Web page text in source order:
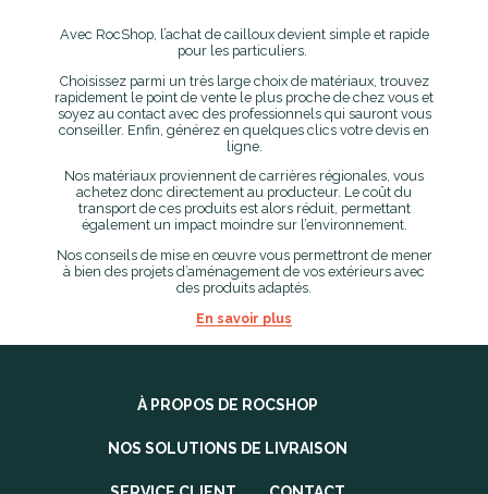
Avec RocShop, l’achat de cailloux devient simple et rapide
pour les particuliers.
Choisissez parmi un très large choix de matériaux, trouvez
rapidement le point de vente le plus proche de chez vous et
soyez au contact avec des professionnels qui sauront vous
conseiller. Enfin, générez en quelques clics votre devis en
ligne.
Nos matériaux proviennent de carrières régionales, vous
achetez donc directement au producteur. Le coût du
transport de ces produits est alors réduit, permettant
également un impact moindre sur l’environnement.
Nos conseils de mise en œuvre vous permettront de mener
à bien des projets d’aménagement de vos extérieurs avec
des produits adaptés.
En savoir plus
À PROPOS DE ROCSHOP
NOS SOLUTIONS DE LIVRAISON